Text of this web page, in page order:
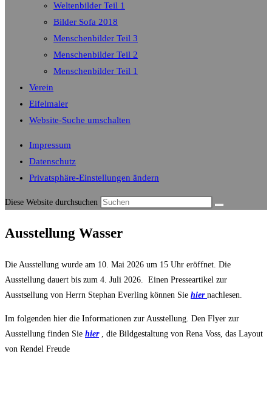
Weltenbilder Teil 1
Bilder Sofa 2018
Menschenbilder Teil 3
Menschenbilder Teil 2
Menschenbilder Teil 1
Verein
Eifelmaler
Website-Suche umschalten
Impressum
Datenschutz
Privatsphäre-Einstellungen ändern
Diese Website durchsuchen
Ausstellung Wasser
Die Ausstellung wurde am 10. Mai 2026 um 15 Uhr eröffnet. Die
Ausstellung dauert bis zum 4. Juli 2026. Einen Presseartikel zur
Ausstsellung von Herrn Stephan Everling können Sie hier nachlesen.
Im folgenden hier die Informationen zur Ausstellung. Den Flyer zur
Ausstellung finden Sie hier, die Bildgestaltung von Rena Voss, das Layout
von Rendel Freude